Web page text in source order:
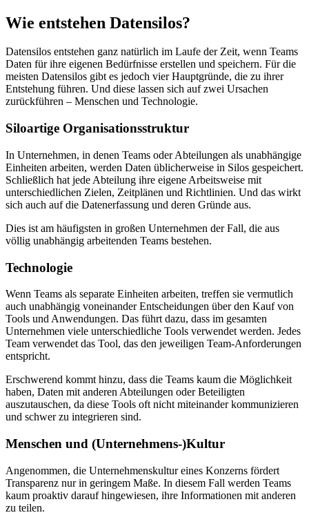
Wie entstehen Datensilos?
Datensilos entstehen ganz natürlich im Laufe der Zeit, wenn Teams
Daten für ihre eigenen Bedürfnisse erstellen und speichern. Für die
meisten Datensilos gibt es jedoch vier Hauptgründe, die zu ihrer
Entstehung führen. Und diese lassen sich auf zwei Ursachen
zurückführen – Menschen und Technologie.
Siloartige Organisationsstruktur
In Unternehmen, in denen Teams oder Abteilungen als unabhängige
Einheiten arbeiten, werden Daten üblicherweise in Silos gespeichert.
Schließlich hat jede Abteilung ihre eigene Arbeitsweise mit
unterschiedlichen Zielen, Zeitplänen und Richtlinien. Und das wirkt
sich auch auf die Datenerfassung und deren Gründe aus.
Dies ist am häufigsten in großen Unternehmen der Fall, die aus
völlig unabhängig arbeitenden Teams bestehen.
Technologie
Wenn Teams als separate Einheiten arbeiten, treffen sie vermutlich
auch unabhängig voneinander Entscheidungen über den Kauf von
Tools und Anwendungen. Das führt dazu, dass im gesamten
Unternehmen viele unterschiedliche Tools verwendet werden. Jedes
Team verwendet das Tool, das den jeweiligen Team-Anforderungen
entspricht.
Erschwerend kommt hinzu, dass die Teams kaum die Möglichkeit
haben, Daten mit anderen Abteilungen oder Beteiligten
auszutauschen, da diese Tools oft nicht miteinander kommunizieren
und schwer zu integrieren sind.
Menschen und (Unternehmens-)Kultur
Angenommen, die Unternehmenskultur eines Konzerns fördert
Transparenz nur in geringem Maße. In diesem Fall werden Teams
kaum proaktiv darauf hingewiesen, ihre Informationen mit anderen
zu teilen.